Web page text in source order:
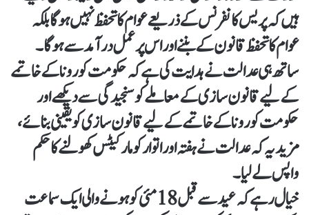
ہیں کہ پریس کانفرنس کے ذریعے عوام کا تحفظ نہیں ہوگا بلکہ
عوام کا تحفظ قانون کے بننے اور اس پرعمل درآمد سے ہوگا۔
ساتھ ہی عدالت نے ہدایت کی ہے کہ حکومت کورونا کے خاتمے
کے لیے قانون سازی کے معاملے کو سنجیدگی سے دیکھے اور
حکومت کورونا کے خاتمے کے لیے قانون سازی کو یقینی بنائے،
مزید یہ کہ عدالت نے ہفتہ اور اتوار کو مارکیٹس کھولنے کا حکم
واپس لے لیا۔
خیال رہے کہ عید سے قبل 18 مئی کو ہونے والی ایک سماعت